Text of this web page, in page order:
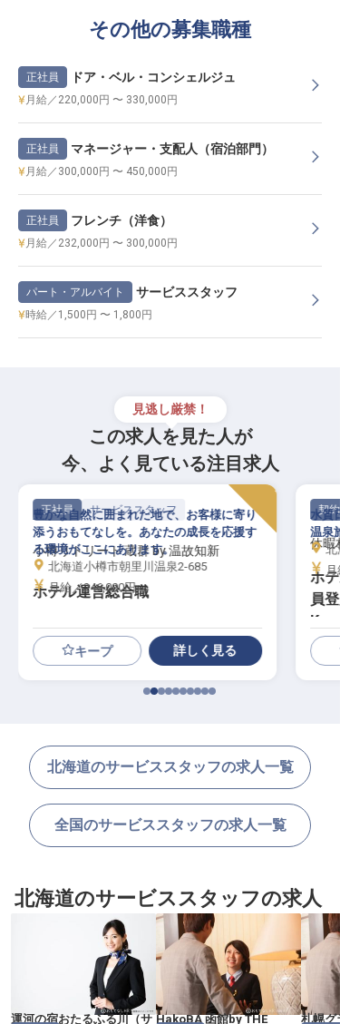
その他の募集職種
正社員 ドア・ベル・コンシェルジュ
月給／220,000円 〜 330,000円
正社員 マネージャー・支配人（宿泊部門）
月給／300,000円 〜 450,000円
正社員 フレンチ（洋食）
月給／232,000円 〜 300,000円
パート・アルバイト サービススタッフ
時給／1,500円 〜 1,800円
見逃し厳禁！
この求人を見た人が
今、よく見ている注目求人
正社員 サービススタッフ
小樽リトリート 蔵群 by 温故知新
ホテル運営総合職
豊かな自然に囲まれた地で、お客様に寄り
添うおもてなしを。あなたの成長を応援す
る環境がここにあります。
北海道小樽市朝里川温泉2-685
月給／246,000円～
キープ 詳しく見る
契約
休暇
ホ
員
K
水質
温泉
北
北海道のサービススタッフの求人一覧
全国のサービススタッフの求人一覧
北海道のサービススタッフの求人
運河の宿おたるふる川（サ HakoBA 函館by THE
札幌グ